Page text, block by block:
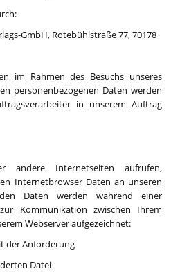
GmbH, Rotebühlstraße 77, 70178
im Rahmen des Besuchs unseres
personenbezogenen Daten werden
in unserem Auftrag
andere Internetseiten aufrufen,
Internetbrowser Daten an unseren
Daten werden während einer
Kommunikation zwischen Ihrem
Webserver aufgezeichnet:
der Anforderung
Datei